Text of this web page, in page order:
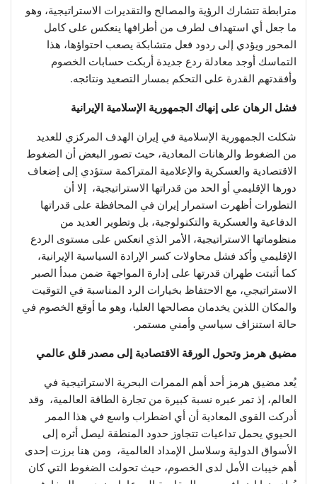
مترابطة تتشارك الرؤية والمصالح والتقديرات الاستراتيجية، وهو
ما جعل أي استهداف لطرف من أطرافها ينعكس على كامل
المحور ويؤدي إلى ردود فعل متشابكة يصعب احتواؤها، هذا
التماسك أوجد معادلة ردع جديدة أربكت حسابات الخصوم
وأفقدتهم القدرة على التحكم بمسار التصعيد ونتائجه.
فشل الرهان على إنهاك الجمهورية الإسلامية الإيرانية
شكلت الجمهورية الإسلامية في إيران الهدف المركزي للعديد
من الضغوط والرهانات المعادية، حيث تصور البعض أن الضغوط
الاقتصادية والعسكرية والإعلامية المتراكمة ستؤدي إلى إضعاف
دورها الإقليمي أو الحد من قدراتها الاستراتيجية، إلا أن
التطورات أظهرت استمرار إيران في المحافظة على قدراتها
الدفاعية والعسكرية والتكنولوجية، بل وتطوير العديد من
منظوماتها الاستراتيجية، الأمر الذي انعكس على مستوى الردع
الإقليمي وأكد فشل محاولات كسر الإرادة السياسية الإيرانية،
كما أثبتت طهران قدرتها على إدارة المواجهة ضمن مبدأ الصبر
الاستراتيجي، مع الاحتفاظ بخيارات الرد المناسبة في التوقيت
والمكان اللذين يخدمان مصالحها العليا، وهو ما أوقع الخصوم في
حالة استنزاف سياسي وأمني مستمر.
مضيق هرمز وتحول الورقة الاقتصادية إلى مصدر قلق عالمي
يُعد مضيق هرمز أحد أهم الممرات البحرية الاستراتيجية في
العالم، إذ تمر عبره نسبة كبيرة من تجارة الطاقة العالمية، وقد
أدركت القوى المعادية أن أي اضطراب واسع في هذا الممر
الحيوي يحمل تداعيات تتجاوز حدود المنطقة ليصل أثره إلى
الأسواق الدولية وسلاسل الإمداد العالمية، ومن هنا برزت إحدى
أهم خيبات الأمل لدى الخصوم، حيث تحولت الضغوط التي كان